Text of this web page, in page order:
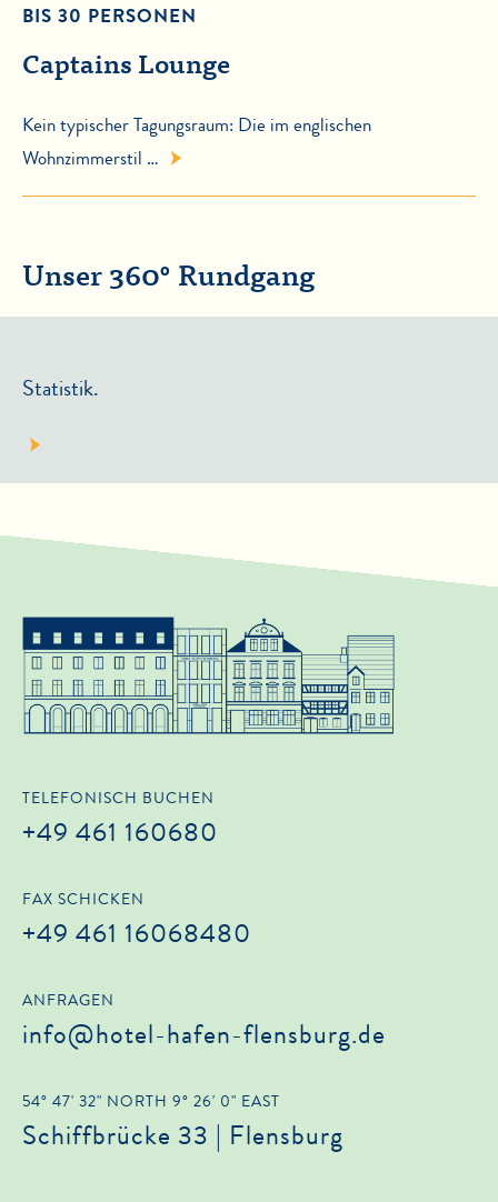
BIS 30 PERSONEN
Captains Lounge
Kein typischer Tagungsraum: Die im englischen
Wohnzimmerstil …
Unser 360° Rundgang
Statistik.
TELEFONISCH BUCHEN
+49 461 160680
FAX SCHICKEN
+49 461 16068480
ANFRAGEN
info@hotel-hafen-flensburg.de
54° 47' 32" NORTH 9° 26' 0" EAST
Schiffbrücke 33 | Flensburg